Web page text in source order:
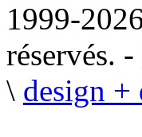
1999-
réservés. -
\ design +